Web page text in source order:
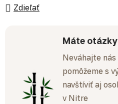
Zdieľať
Máte
Neváhajte
pomôžeme s
navštíviť aj
v Nitre